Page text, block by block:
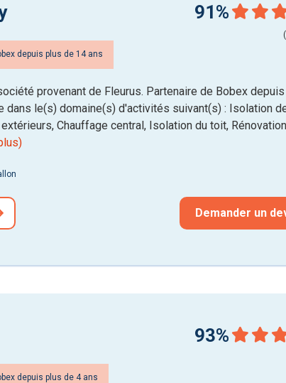
91%
depuis plus de 14 ans
provenant de Fleurus. Partenaire de Bobex
le(s) domaine(s) d'activités suivant(s) : Isolation
Chauffage central, Isolation du toit,
Demander un
93%
depuis plus de 4 ans